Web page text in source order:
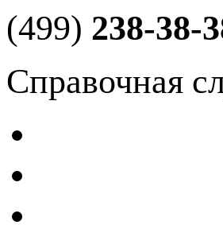
(499) 238-38-
Справочная